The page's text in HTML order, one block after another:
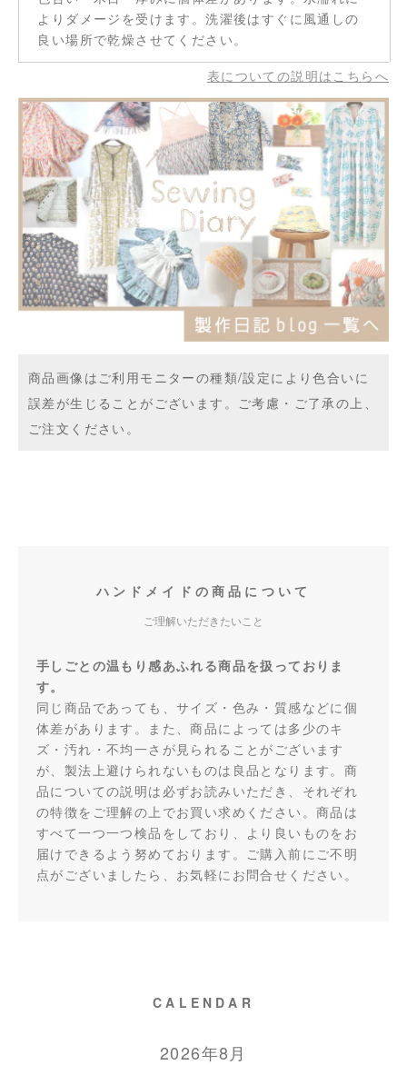
よりダメージを受けます。洗濯後はすぐに風通しの
良い場所で乾燥させてください。
表についての説明はこちらへ
商品画像はご利用モニターの種類/設定により色合いに
誤差が生じることがございます。ご考慮・ご了承の上、
ご注文ください。
ハンドメイドの商品について
ご理解いただきたいこと
手しごとの温もり感あふれる商品を扱っておりま
す。
同じ商品であっても、サイズ・色み・質感などに個
体差があります。また、商品によっては多少のキ
ズ・汚れ・不均一さが見られることがございます
が、製法上避けられないものは良品となります。商
品についての説明は必ずお読みいただき、それぞれ
の特徴をご理解の上でお買い求めください。商品は
すべて一つ一つ検品をしており、より良いものをお
届けできるよう努めております。ご購入前にご不明
点がございましたら、お気軽にお問合せください。
CALENDAR
2026年8月